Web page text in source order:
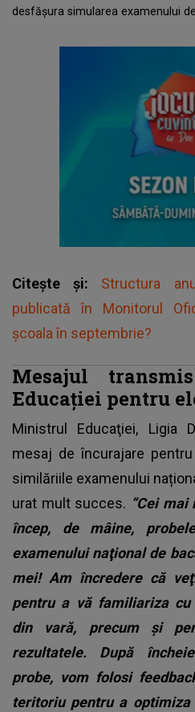
desfășura simularea examenului
Citește și: Structura
publicată în Monitorul
școala în septembrie?
Mesajul
Educației pentru
Ministrul Educaţiei, Ligia
mesaj de încurajare
similăriile examenului
urat mult succes. ”Cei
încep, de mâine,
examenului naţional de
mei! Am încredere că
pentru a vă familiariza cu
din vară, precum şi
rezultatele. După
probe, vom folosi
teritoriu pentru a